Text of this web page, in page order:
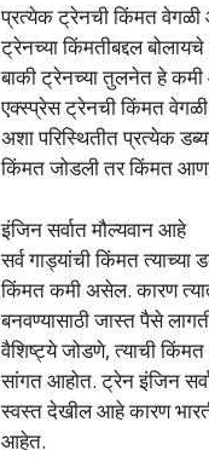
प्रत्येक ट्रेनची किंमत
ट्रेनच्या किंमतीबद्दल
बाकी ट्रेनच्या तुलनेत हे
एक्स्प्रेस ट्रेनची किंमत
अशा परिस्थितीत प्रत्येक
किंमत जोडली तर किंमत
इंजिन सर्वात मौल्यवान आहे
सर्व गाड्यांची किंमत
किंमत कमी असेल. कारण
बनवण्यासाठी जास्त पैसे
वैशिष्ट्ये जोडणे, त्याची किंमत
सांगत आहोत. ट्रेन इंजिन
स्वस्त देखील आहे कारण
आहेत.